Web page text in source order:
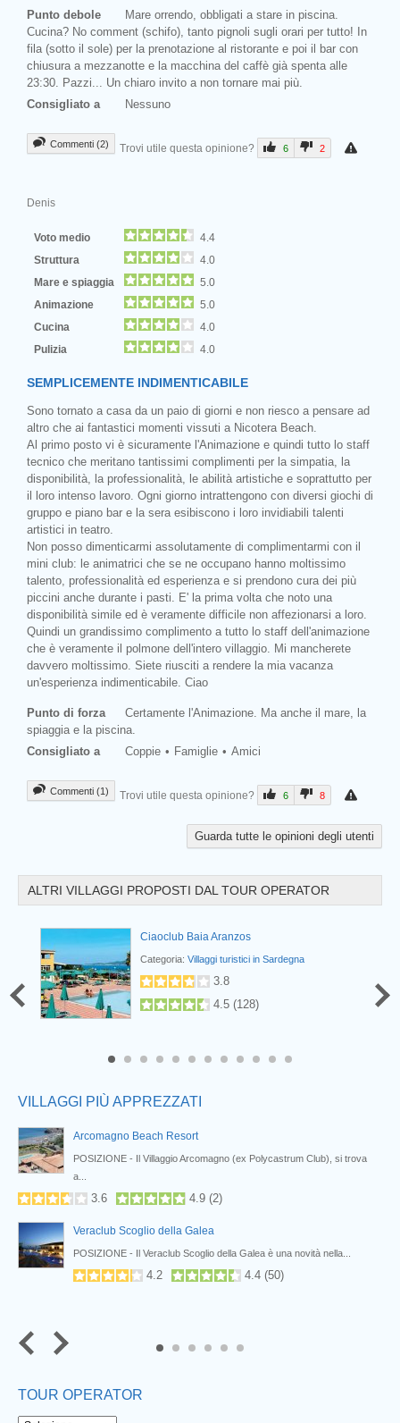
Punto debole
Mare orrendo, obbligati a stare in piscina.
Cucina? No comment (schifo), tanto pignoli sugli orari per tutto! In
fila (sotto il sole) per la prenotazione al ristorante e poi il bar con
chiusura a mezzanotte e la macchina del caffè già spenta alle
23:30. Pazzi... Un chiaro invito a non tornare mai più.
Consigliato a
Nessuno
Commenti (2) Trovi utile questa opinione? 6 2
Denis
Voto medio
4.4
Struttura
4.0
Mare e spiaggia
5.0
Animazione
5.0
Cucina
4.0
Pulizia
4.0
SEMPLICEMENTE INDIMENTICABILE
Sono tornato a casa da un paio di giorni e non riesco a pensare ad
altro che ai fantastici momenti vissuti a Nicotera Beach.
Al primo posto vi è sicuramente l'Animazione e quindi tutto lo staff
tecnico che meritano tantissimi complimenti per la simpatia, la
disponibilità, la professionalità, le abilità artistiche e soprattutto per
il loro intenso lavoro. Ogni giorno intrattengono con diversi giochi di
gruppo e piano bar e la sera esibiscono i loro invidiabili talenti
artistici in teatro.
Non posso dimenticarmi assolutamente di complimentarmi con il
mini club: le animatrici che se ne occupano hanno moltissimo
talento, professionalità ed esperienza e si prendono cura dei più
piccini anche durante i pasti. E' la prima volta che noto una
disponibilità simile ed è veramente difficile non affezionarsi a loro.
Quindi un grandissimo complimento a tutto lo staff dell'animazione
che è veramente il polmone dell'intero villaggio. Mi mancherete
davvero moltissimo. Siete riusciti a rendere la mia vacanza
un'esperienza indimenticabile. Ciao
Punto di forza
Certamente l'Animazione. Ma anche il mare, la
spiaggia e la piscina.
Consigliato a
Coppie Famiglie Amici
Commenti (1) Trovi utile questa opinione? 6 8
Guarda tutte le opinioni degli utenti
ALTRI VILLAGGI PROPOSTI DAL TOUR OPERATOR
Ciaoclub Baia Aranzos
Categoria: Villaggi turistici in Sardegna
3.8
4.5 (128)
VILLAGGI PIÙ APPREZZATI
Arcomagno Beach Resort
POSIZIONE - Il Villaggio Arcomagno (ex Polycastrum Club), si trova
a...
3.6 4.9 (2)
Veraclub Scoglio della Galea
POSIZIONE - Il Veraclub Scoglio della Galea è una novità nella...
4.2 4.4 (50)
TOUR OPERATOR